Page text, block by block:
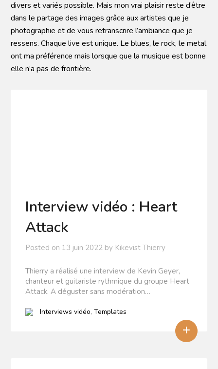
divers et variés possible. Mais mon vrai plaisir reste d’être
dans le partage des images grâce aux artistes que je
photographie et de vous retranscrire l’ambiance que je
ressens. Chaque live est unique. Le blues, le rock, le metal
ont ma préférence mais lorsque que la musique est bonne
elle n’a pas de frontière.
Interview vidéo : Heart
Attack
Posted on 13 juin 2022 by Kikevist Thierry
Thierry a réalisé une interview de Kevin Geyer,
chanteur et guitariste rythmique du groupe Heart
Attack. A déguster sans modération…
+
Interviews vidéo,Templates